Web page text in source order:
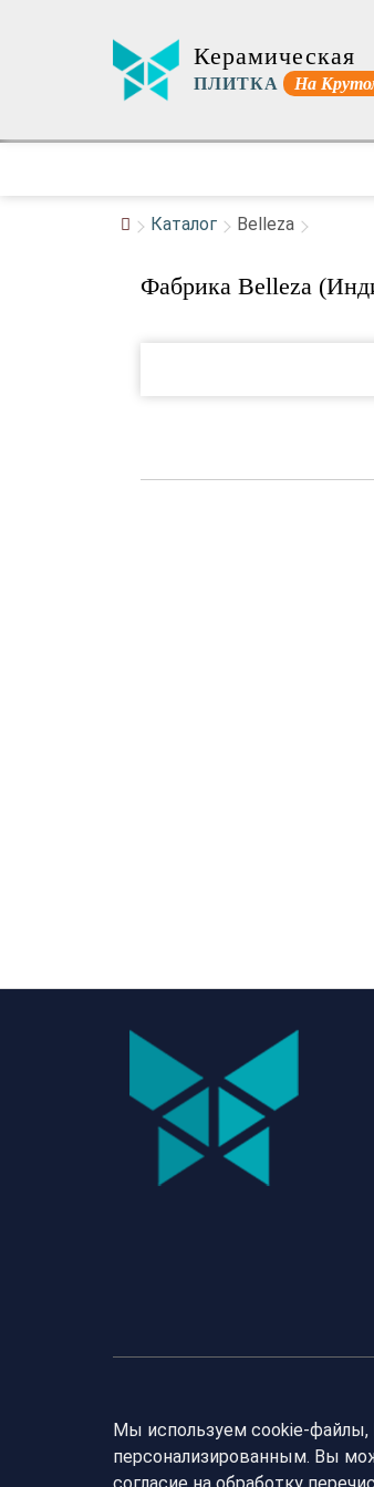
Керамическая
ПЛИТКА На
Каталог Belleza
Фабрика Belleza
Мы используем cookie-файлы,
персонализированным. Вы